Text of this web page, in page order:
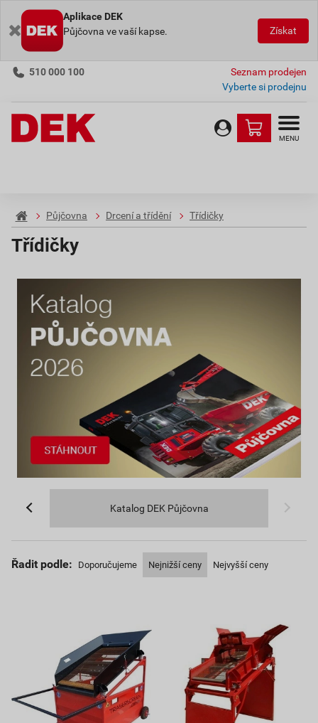
Aplikace DEK
Půjčovna ve vaší kapse.
Získat
510 000 100
Seznam prodejen
Vyberte si prodejnu
MENU
Půjčovna Drcení a třídění Třídičky
Třídičky
Katalog DEK Půjčovna
Řadit podle: Doporučujeme Nejnižší ceny Nejvyšší ceny